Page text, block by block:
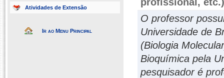
Atividades de Extensão
Ir ao Menu Principal
O professor
Universidade de
(Biologia
Bioquímica pela
pesquisador é